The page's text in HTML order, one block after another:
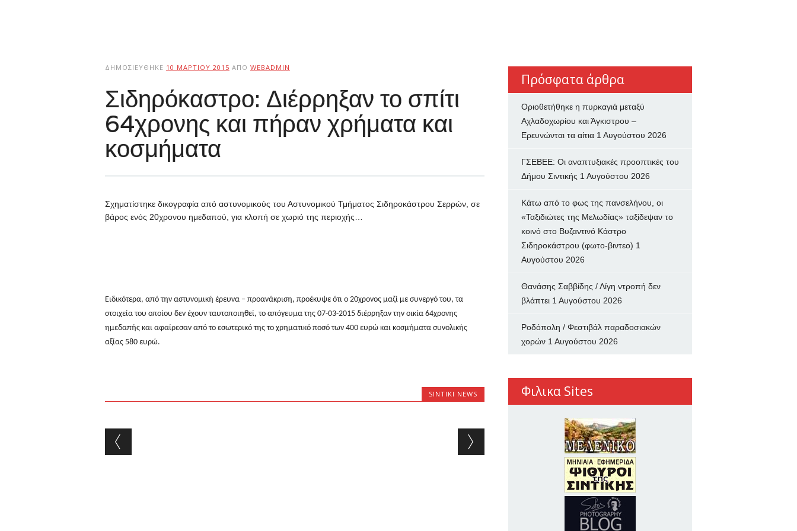
ΔΗΜΟΣΙΕΎΘΗΚΕ 10 ΜΑΡΤΊΟΥ 2015 ΑΠΌ WEBADMIN
Σιδηρόκαστρο: Διέρρηξαν το σπίτι
64χρονης και πήραν χρήματα και
κοσμήματα
Σχηματίστηκε δικογραφία από αστυνομικούς του Αστυνομικού Τμήματος Σιδηροκάστρου Σερρών, σε
βάρος ενός 20χρονου ημεδαπού, για κλοπή σε χωριό της περιοχής…
Ειδικότερα, από την αστυνομική έρευνα – προανάκριση, προέκυψε ότι ο 20χρονος μαζί με συνεργό του, τα
στοιχεία του οποίου δεν έχουν ταυτοποιηθεί, το απόγευμα της 07-03-2015 διέρρηξαν την οικία 64χρονης
ημεδαπής και αφαίρεσαν από το εσωτερικό της το χρηματικό ποσό των 400 ευρώ και κοσμήματα συνολικής
αξίας 580 ευρώ.
SINTIKI NEWS
Post navigation
Πρόσφατα άρθρα
Οριοθετήθηκε η πυρκαγιά μεταξύ
Αχλαδοχωρίου και Άγκιστρου –
Ερευνώνται τα αίτια 1 Αυγούστου 2026
ΓΣΕΒΕΕ: Οι αναπτυξιακές προοπτικές του
Δήμου Σιντικής 1 Αυγούστου 2026
Κάτω από το φως της πανσελήνου, οι
«Ταξιδιώτες της Μελωδίας» ταξίδεψαν το
κοινό στο Βυζαντινό Κάστρο
Σιδηροκάστρου (φωτο-βιντεο) 1
Αυγούστου 2026
Θανάσης Σαββίδης / Λίγη ντροπή δεν
βλάπτει 1 Αυγούστου 2026
Ροδόπολη / Φεστιβάλ παραδοσιακών
χορών 1 Αυγούστου 2026
Φιλικα Sites